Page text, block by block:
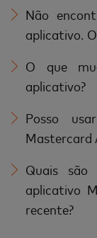
Não
aplicativo.
O que
aplicativo?
Posso
Mastercard
Quais
aplicativo
recente?